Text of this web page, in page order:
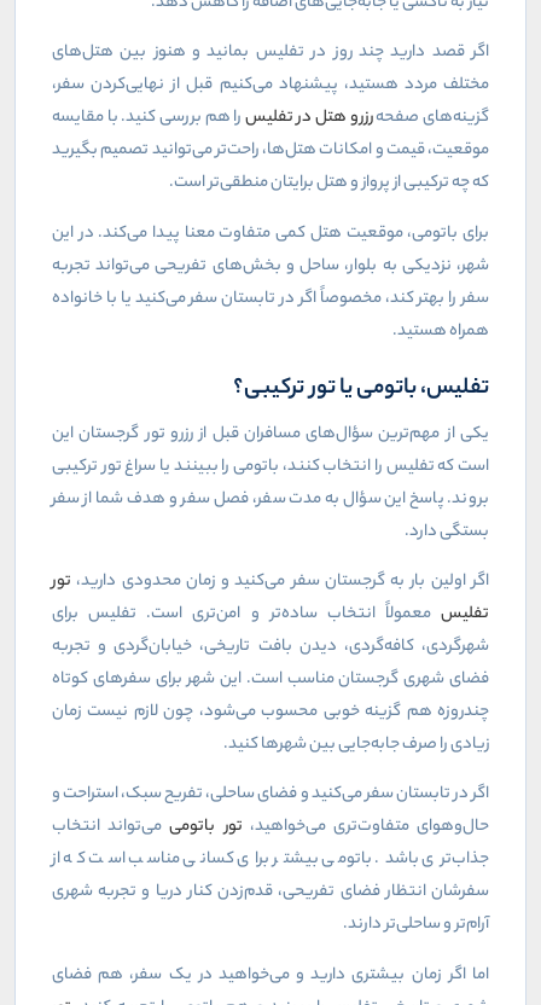
اگر قصد دارید چند روز در تفلیس بمانید و هنوز بین هتل‌های
مختلف مردد هستید، پیشنهاد می‌کنیم قبل از نهایی‌کردن سفر،
گزینه‌های صفحهرزرو هتل در تفلیسرا هم بررسی کنید. با مقایسه
موقعیت، قیمت و امکانات هتل‌ها، راحت‌تر می‌توانید تصمیم بگیرید
که چه ترکیبی از پرواز و هتل برایتان منطقی‌تر است.
برای باتومی، موقعیت هتل کمی متفاوت معنا پیدا می‌کند. در این
شهر، نزدیکی به بلوار، ساحل و بخش‌های تفریحی می‌تواند تجربه
سفر را بهتر کند، مخصوصاً اگر در تابستان سفر می‌کنید یا با خانواده
همراه هستید.
تفلیس، باتومی یا تور ترکیبی؟
یکی از مهم‌ترین سؤال‌های مسافران قبل از رزرو تور گرجستان این
است که تفلیس را انتخاب کنند، باتومی را ببینند یا سراغ تور ترکیبی
بروند. پاسخ این سؤال به مدت سفر، فصل سفر و هدف شما از سفر
بستگی دارد.
اگر اولین بار به گرجستان سفر می‌کنید و زمان محدودی دارید، تور
تفلیس معمولاً انتخاب ساده‌تر و امن‌تری است. تفلیس برای
شهرگردی، کافه‌گردی، دیدن بافت تاریخی، خیابان‌گردی و تجربه
فضای شهری گرجستان مناسب است. این شهر برای سفرهای کوتاه
چندروزه هم گزینه خوبی محسوب می‌شود، چون لازم نیست زمان
زیادی را صرف جابه‌جایی بین شهرها کنید.
اگر در تابستان سفر می‌کنید و فضای ساحلی، تفریح سبک، استراحت و
حال‌وهوای متفاوت‌تری می‌خواهید، تور باتومیمی‌تواند انتخاب
جذاب‌تری باشد. باتومی بیشتر برای کسانی مناسب است که از
سفرشان انتظار فضای تفریحی، قدم‌زدن کنار دریا و تجربه شهری
آرام‌تر و ساحلی‌تر دارند.
اما اگر زمان بیشتری دارید و می‌خواهید در یک سفر، هم فضای